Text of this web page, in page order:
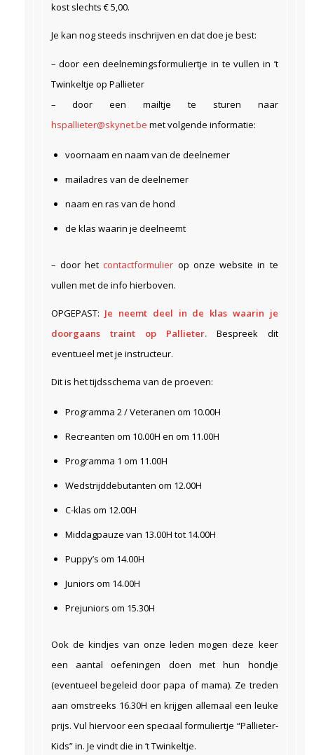
kost slechts € 5,00.
Je kan nog steeds inschrijven en dat doe je best:
– door een deelnemingsformuliertje in te vullen in ’t
Twinkeltje op Pallieter
– door een mailtje te sturen naar
hspallieter@skynet.be met volgende informatie:
voornaam en naam van de deelnemer
mailadres van de deelnemer
naam en ras van de hond
de klas waarin je deelneemt
– door hetcontactformulier op onze website in te
vullen met de info hierboven.
OPGEPAST: Je neemt deel in de klas waarin je
doorgaans traint op Pallieter. Bespreek dit
eventueel met je instructeur.
Dit is het tijdsschema van de proeven:
Programma 2 / Veteranen om 10.00H
Recreanten om 10.00H en om 11.00H
Programma 1 om 11.00H
Wedstrijddebutanten om 12.00H
C-klas om 12.00H
Middagpauze van 13.00H tot 14.00H
Puppy’s om 14.00H
Juniors om 14.00H
Prejuniors om 15.30H
Ook de kindjes van onze leden mogen deze keer
een aantal oefeningen doen met hun hondje
(eventueel begeleid door papa of mama). Ze treden
aan omstreeks 16.30H en krijgen allemaal een leuke
prijs. Vul hiervoor een speciaal formuliertje “Pallieter-
Kids” in. Je vindt die in ’t Twinkeltje.